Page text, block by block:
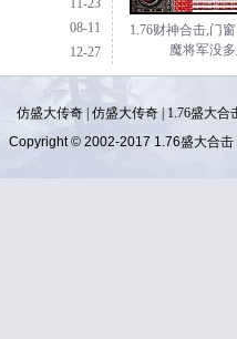
11-23
08-11
12-27
1.76财神合击,门
魔将军没
仿盛大传奇| 仿盛大传奇|
1.76盛大合
Copyright © 2002-2017 1.76盛大合击